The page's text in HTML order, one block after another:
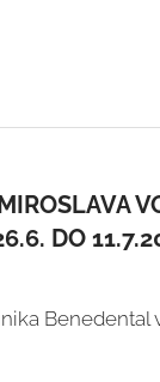
DO
Benedental